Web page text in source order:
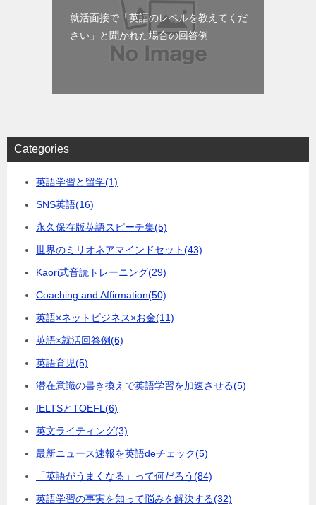
就活面接で「英語のレベルを教えてくだ
さい」と聞かれた場合の回答例
Categories
英語学習と留学(1)
SNS英語(16)
永久保存版英語スピーチ集(5)
世界のミリオネアマインドセット(43)
Kaori式音読トレーニング(29)
Coaching and Affirmation(50)
英語×ネットビジネス×お金(11)
英語×就活回答例(6)
英語育児(5)
潜在意識の書き換えで英語学習を加速させる(5)
IELTSとTOEFL (6)
英文ライティング(3)
最新ニュース速報を英語deチェック(5)
「英語がうまくなる」って何だろう(84)
英語学習の事実を知って悩みを解決する(32)